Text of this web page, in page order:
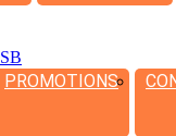
PROMOTIONS